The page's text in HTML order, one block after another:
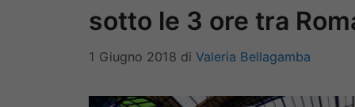
sotto le 3 ore tra
1 Giugno 2018 di Valeria Bellagamba